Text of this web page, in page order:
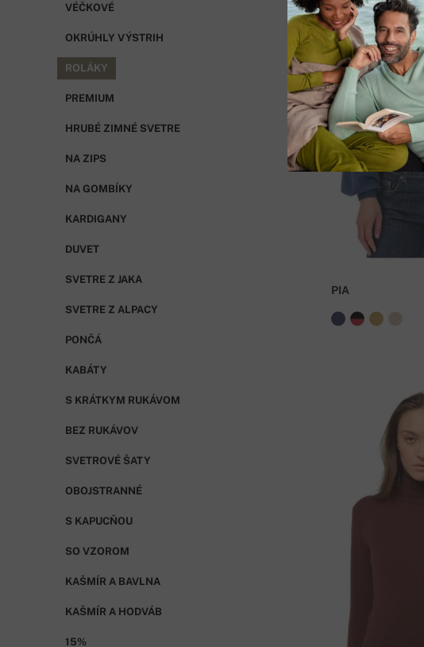
VÉČKOVÉ
OKRÚHLY VÝSTRIH
ROLÁKY
PREMIUM
HRUBÉ ZIMNÉ SVETRE
NA ZIPS
NA GOMBÍKY
KARDIGANY
DUVET
SVETRE Z JAKA
SVETRE Z ALPACY
PONČÁ
KABÁTY
S KRÁTKYM RUKÁVOM
BEZ RUKÁVOV
SVETROVÉ ŠATY
OBOJSTRANNÉ
S KAPUCŇOU
SO VZOROM
KAŠMÍR A BAVLNA
KAŠMÍR A HODVÁB
15%
PIA